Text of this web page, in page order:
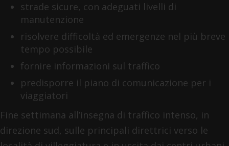
strade sicure, con adeguati livelli di
manutenzione
risolvere difficoltà ed emergenze nel più breve
tempo possibile
fornire informazioni sul traffico
predisporre il piano di comunicazione per i
viaggiatori
Fine settimana all’insegna di traffico intenso, in
direzione sud, sulle principali direttrici verso le